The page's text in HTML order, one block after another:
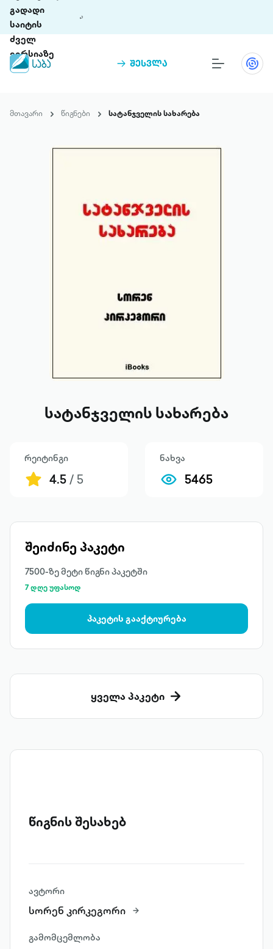
გადადი
საიტის
ძველ
ვერსიაზე
შესვლა
თინეთი 9 ციფრულ პლატფორმასა და 5
მთავარი წიგნები სატანჯველის სახარება
სატანჯველის სახარება
რეიტინგი
4.5/ 5
ნახვა
5465
შეიძინე პაკეტი
7500-ზე მეტი წიგნი პაკეტში
7 დღე უფასოდ
პაკეტის გააქტიურება
ყველა პაკეტი
წიგნის შესახებ
ავტორი
სორენ კირკეგორი
გამომცემლობა